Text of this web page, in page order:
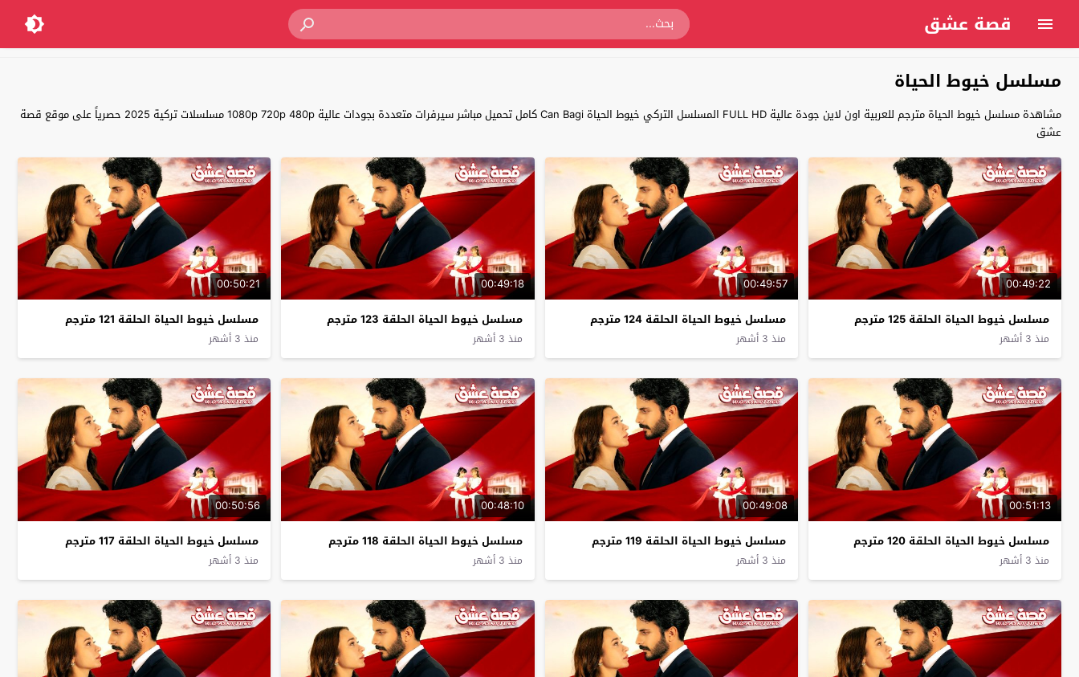
قصة عشق
مسلسل خيوط الحياة
مشاهدة مسلسل خيوط الحياة مترجم للعربية اون لاين جودة عالية FULL HD المسلسل التركي خيوط الحياة Can Bagi كامل تحميل مباشر سيرفرات متعددة بجودات عالية 1080p 720p 480p مسلسلات تركية 2025 حصرياً على موقع قصة
عشق
00:49:22
مسلسل خيوط الحياة الحلقة 125 مترجم
منذ 3 أشهر
00:49:57
مسلسل خيوط الحياة الحلقة 124 مترجم
منذ 3 أشهر
00:49:18
مسلسل خيوط الحياة الحلقة 123 مترجم
منذ 3 أشهر
00:50:21
مسلسل خيوط الحياة الحلقة 121 مترجم
منذ 3 أشهر
00:51:13
مسلسل خيوط الحياة الحلقة 120 مترجم
منذ 3 أشهر
00:49:08
مسلسل خيوط الحياة الحلقة 119 مترجم
منذ 3 أشهر
00:48:10
مسلسل خيوط الحياة الحلقة 118 مترجم
منذ 3 أشهر
00:50:56
مسلسل خيوط الحياة الحلقة 117 مترجم
منذ 3 أشهر